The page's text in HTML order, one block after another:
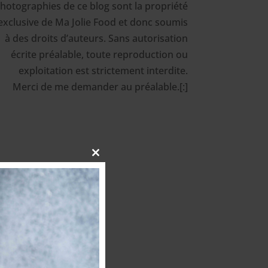
de ce blog sont la propriété
de Ma Jolie Food et donc soumis
à des droits d’auteurs. Sans autorisation
écrite préalable, toute reproduction ou
exploitation est strictement interdite.
Merci de me demander au préalable.[:]
Close
this
module